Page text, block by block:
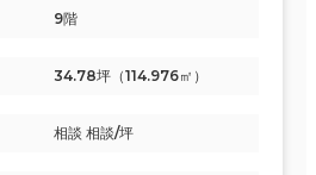
9階
34.78坪（114.976㎡）
相談 相談/坪